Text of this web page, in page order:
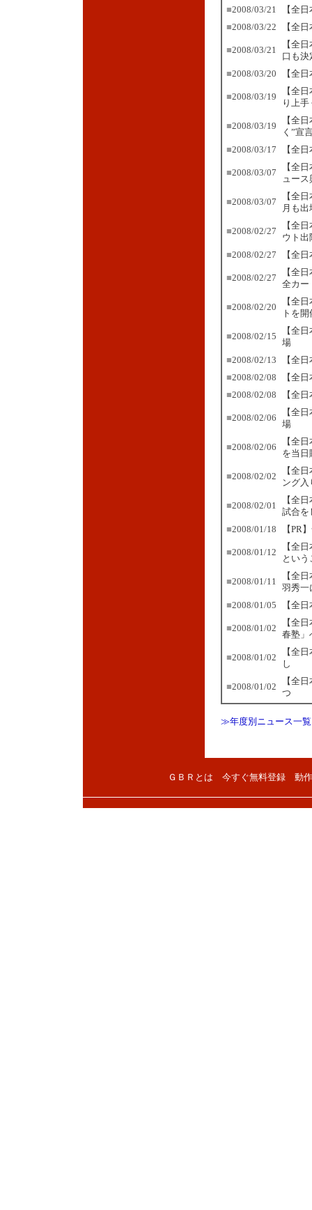
■2008/03/21
【全
■2008/03/22 【全
■2008/03/21
【全
口も決
■2008/03/20 【全
■2008/03/19
【全
り上
■2008/03/19
【全
く”宣
■2008/03/17 【全
■2008/03/07
【全
ュース
■2008/03/07
【全
月も出
■2008/02/27
【全
ウト出
■2008/02/27 【全
■2008/02/27
【全
全カー
■2008/02/20
【全
トを
■2008/02/15
【全
場
■2008/02/13
【全
■2008/02/08
【全
■2008/02/08 【全
■2008/02/06
【全
場
■2008/02/06
【全
を当日
■2008/02/02
【全
ング入
■2008/02/01
【全
試合を
■2008/01/18 【PR
■2008/01/12
【全
とい
■2008/01/11
【全
羽秀一
■2008/01/05 【全
■2008/01/02
【全
春塾」
■2008/01/02
【全
し
■2008/01/02
【全
つ
≫年度別ニュース一覧
ＧＢＲとは 今すぐ無料登録 動